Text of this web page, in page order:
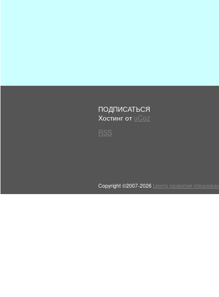
ПОДПИСАТЬСЯ
Хостинг от uCoz
RSS
Copyright ©2007-2026 Центр развития